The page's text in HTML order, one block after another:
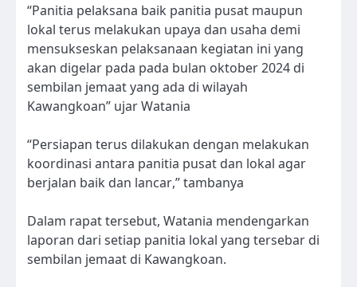
“Panitia pelaksana baik panitia pusat maupun
lokal terus melakukan upaya dan usaha demi
mensukseskan pelaksanaan kegiatan ini yang
akan digelar pada pada bulan oktober 2024 di
sembilan jemaat yang ada di wilayah
Kawangkoan” ujar Watania
“Persiapan terus dilakukan dengan melakukan
koordinasi antara panitia pusat dan lokal agar
berjalan baik dan lancar,” tambanya
Dalam rapat tersebut, Watania mendengarkan
laporan dari setiap panitia lokal yang tersebar di
sembilan jemaat di Kawangkoan.